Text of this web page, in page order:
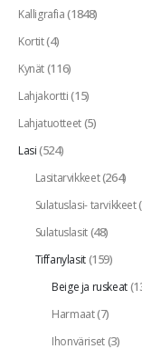
Kalligrafia(1848)
Kortit(4)
Kynät(116)
Lahjakortti(15)
Lahjatuotteet(5)
Lasi(524)
Lasitarvikkeet(264)
Sulatuslasi- tarvikkeet
Sulatuslasit(48)
Tiffanylasit(159)
Beige ja ruskeat
Harmaat(7)
Ihonväriset(3)